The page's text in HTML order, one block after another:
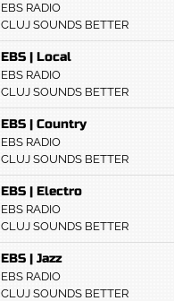
EBS RADIO
CLUJ SOUNDS BETTER
EBS | Local
EBS RADIO
CLUJ SOUNDS BETTER
EBS | Country
EBS RADIO
CLUJ SOUNDS BETTER
EBS | Electro
EBS RADIO
CLUJ SOUNDS BETTER
EBS | Jazz
EBS RADIO
CLUJ SOUNDS BETTER